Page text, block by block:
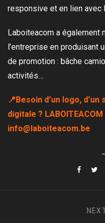
responsive et en lien avec
Laboiteacom a également
l’entreprise en produisant
de promotion : bâche
activités…
📍Besoin d’un logo,
digitale ?
info@laboiteacom.be